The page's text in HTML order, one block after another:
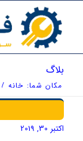
بلاگ
مکان شما: خانه /
اکتبر 30, 2019